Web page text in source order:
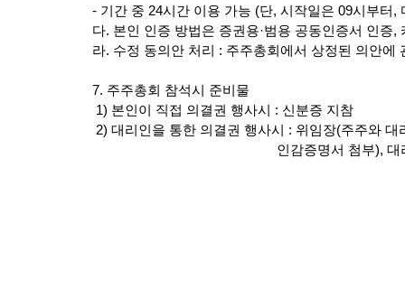
- 기간 중 24시간 이용 가능 (단, 시작일은 09시부터 ,
다. 본인 인증 방법은 증권용·범용 공동인증서 인증,
라. 수정 동의안 처리 : 주주총회에서 상정된 의안에
7. 주주총회 참석시 준비물
1) 본인이 직접 의결권 행사시 : 신분증 지참
2) 대리인을 통한 의결권 행사시 : 위임장(주주와 대
인감증명서 첨부), 대